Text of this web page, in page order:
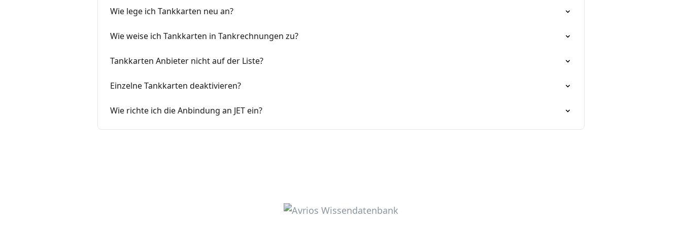
Wie lege ich Tankkarten neu an?
Wie weise ich Tankkarten in Tankrechnungen zu?
Tankkarten Anbieter nicht auf der Liste?
Einzelne Tankkarten deaktivieren?
Wie richte ich die Anbindung an JET ein?